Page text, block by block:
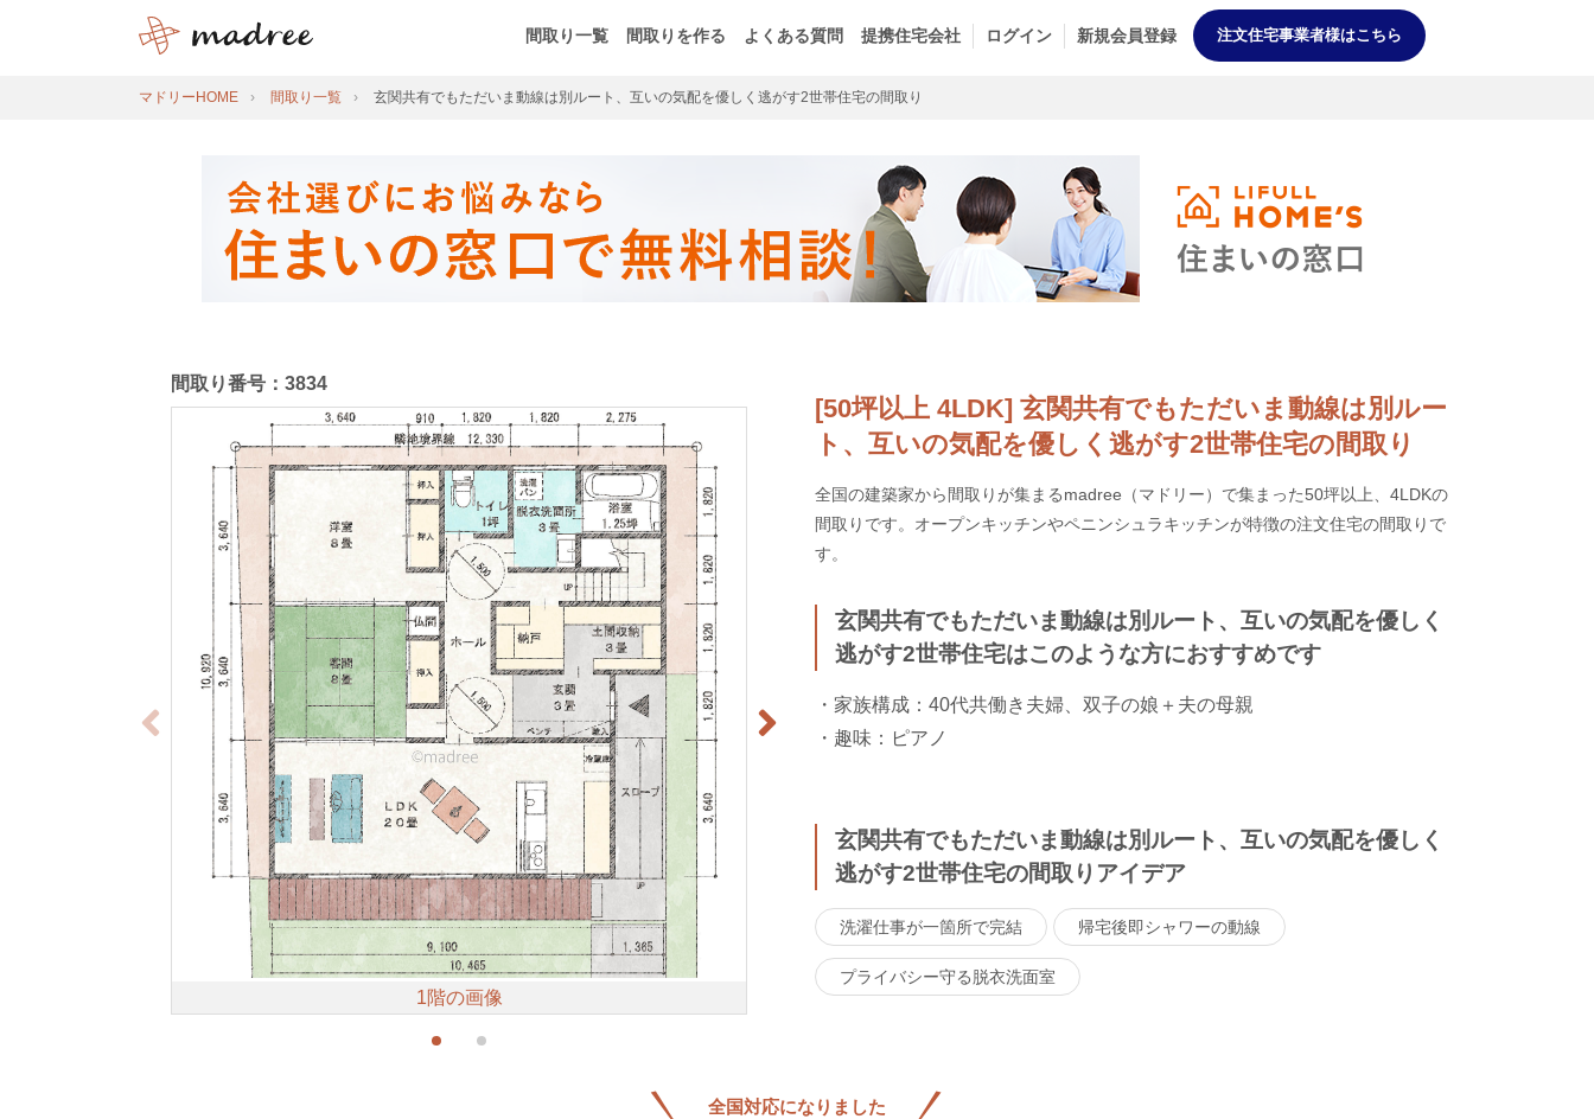
間取り一覧 間取りを作る よくある質問 提携住宅会社 ログイン 新規会員登録 注文住宅事業者様はこちら
マドリーHOME 間取り一覧 玄関共有でもただいま動線は別ルート、互いの気配を優しく逃がす2世帯住宅の間取り
[50坪以上 4LDK] 玄関共有でもただいま動線は別ルー
ト、互いの気配を優しく逃がす2世帯住宅の間取り
全国の建築家から間取りが集まるmadree（マドリー）で集まった50坪以上、4LDKの
間取りです。オープンキッチンやペニンシュラキッチンが特徴の注文住宅の間取りで
す。
玄関共有でもただいま動線は別ルート、互いの気配を優しく
逃がす2世帯住宅はこのような方におすすめです
・家族構成：40代共働き夫婦、双子の娘＋夫の母親
・趣味：ピアノ
玄関共有でもただいま動線は別ルート、互いの気配を優しく
逃がす2世帯住宅の間取りアイデア
洗濯仕事が一箇所で完結 帰宅後即シャワーの動線
プライバシー守る脱衣洗面室
間取り番号：3834
1階の画像
全国対応になりました